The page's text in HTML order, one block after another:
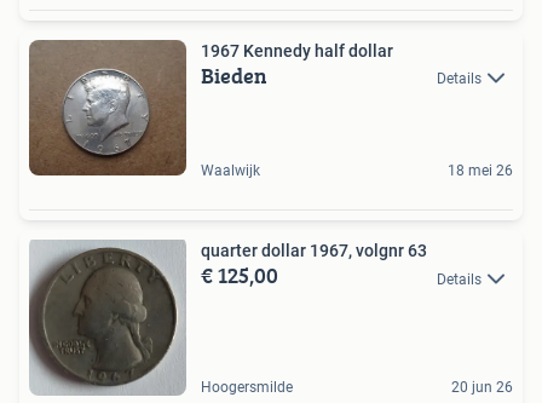
1967 Kennedy half dollar
Bieden Details
Waalwijk 18 mei 26
quarter dollar 1967, volgnr 63
€ 125,00 Details
Hoogersmilde 20 jun 26